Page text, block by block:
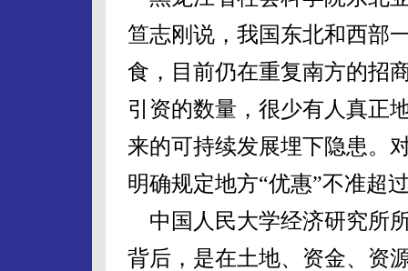
笪志刚说，我国东北和西部
食，目前仍在重复南方的招
引资的数量，很少有人真正
来的可持续发展埋下隐患。
明确规定地方“优惠”不准超
中国人民大学经济研究所
背后，是在土地、资金、资